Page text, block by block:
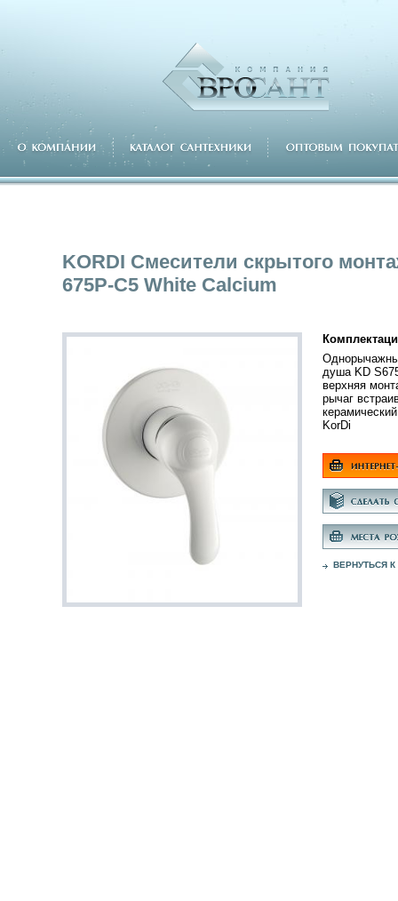
KORDI Смесители скрытого
675P-C5 White Calcium
душа KD
верхняя
рычаг
KorDi
ВЕРНУТЬСЯ К